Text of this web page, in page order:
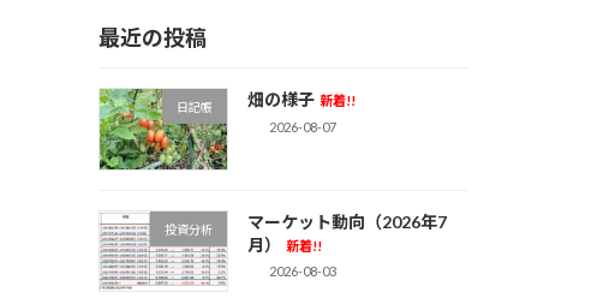
最近の投稿
日記帳 畑の様子 新着!!
2026-08-07
投資分析
マーケット動向（2026年7
月）
新着!!
2026-08-03